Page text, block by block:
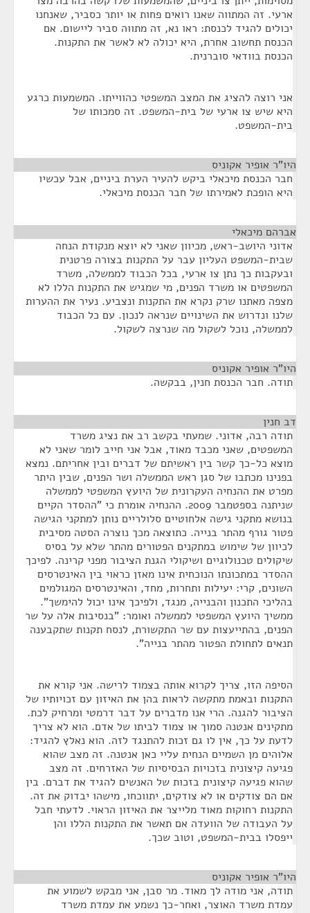
ארעי. זה המתווה שאנו רואים פחות או יותר כסביר, שאנחנו
יכולים להגיד לכנסת: ראו נא, זה מתווה סביר ליישום. אם
הכנסת תחשוב אחרת, היא יכולה לא לאשר את התקנות.
הכנסת בוודאי סוברנית.
אני רוצה להציג את המצב המשפטי כהווייתו. המשמעות כרגע
היא שיש צו ארעי של בית-המשפט. זה סמכותו של
בית-המשפט.
היו"ר אופיר אקוניס
חבר הכנסת מיכאלי ביקש להעיר הערת ביניים, אבל עכשיו
היא הופכת לאמירתו של חבר הכנסת מיכאלי.
אברהם מיכאלי
אדוני היושב-ראש, מכיוון שאני לא יוצא מנקודת הנחה
שבית-המשפט העליון עבר על התקנות בצורה פרטנית
ובעקבות כך נתן צו ארעי, בכל הכבוד לממשלה, משרד
המשפטים או משרד הפנים, מי שמגיש את התקנות הללו לא
מצפה מאתנו שרק נקרא את התקנות ונצביע. נעיר את ההערות
שלנו ונדרוש את השינויים שנראה לנכון. עם כל הכבוד
לממשלה, נוכל לשקול מה שנרצה לשקול.
היו"ר אופיר אקוניס
תודה. חבר הכנסת חנין, בבקשה.
דב חנין
תודה רבה, אדוני. שמעתי בקשב רב את נציג משרד
המשפטים, שאני מכבד מאוד, אבל אני חייב לומר שאני לא
מוצא כל-כך קשר בין ראשיתם של דברים ובין אחריתם. נמצא
בפנינו מכתבו של סגן ראש הממשלה ושר הפנים, שבין היתר
מפרט את ההנחיה העקרונית של היועץ המשפטי לממשלה
שניתנה בספטמבר 2009. ההנחיה אומרת כי "ההסדר הקיים
בנושא מתקני גישה אלחוטיים סלולריים נותן למתקני הגישה
פטור גורף מהתר בנייה. כתוצאה מכך נוצרה הסטה מסיבית
לכיוון של שימוש במתקנים הפטורים מהתר שלא על בסיס
שיקולים טכנולוגיים ושיקולי הגנת הציבור מפני קרינה. לפיכך
ההסדר במתכונתו הנוכחית אינו מאזן כראוי בין האינטרסים
השונים, קרי: יעילות ותחרות, מחד, והאינטרסים המגולמים
בהליכי התכנון והבנייה, מנגד, ולפיכך אינו יכול להימשך".
ממשיך היועץ המשפטי לממשלה ואומר: "בנסיבות אלה על שר
הפנים, בהתייעצות עם שר התקשורת, לנסח תקנות שתקבענה
תנאים לתחולת הפטור מהתר בנייה".
הסיפה הזו, צריך לקרוא אותה בצמוד לרישה. אני קורא את
התקנות ובאמת מתקשה לראות בהן את האיזון עם זכויותיו של
הציבור להגנה. הרי אנו מדברים על דבר דרמטי ומרחיק לכת.
מתקינים אנטנה סמוך או צמוד לביתו של אדם. הוא לא צריך
לדעת על כך, אין לו גם זכות להתנגד לזה. הוא נאלץ להגיד:
אלוהים מן השמיים הנחית עליי כאן אנטנה. זה מצב שהוא
פגיעה קיצונית בזכויות הבסיסיות של האזרחים. זה מצב
שהוא פגיעה קיצונית בזכות של האנשים להגיד את דברם. בין
אם הם צודקים או לא צודקים, יתווכחו, מישהו יבדוק את זה.
התקנות רחוקות מאוד מלייצר את האיזון הראוי. לדעתי חבל
על העבודה של הוועדה אם תאשר את התקנות הללו והן
ייפסלו בבית-המשפט, וטוב שכך.
היו"ר אופיר אקוניס
תודה, אני מודה לך מאוד. מר סבן, אני מבקש לשמוע את
עמדת משרד האוצר, ואחר-כך נשמע את עמדת משרד